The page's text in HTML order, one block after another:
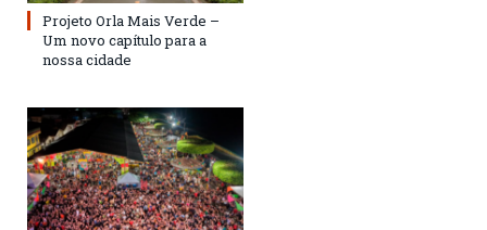
Projeto Orla Mais Verde –
Um novo capítulo para a
nossa cidade